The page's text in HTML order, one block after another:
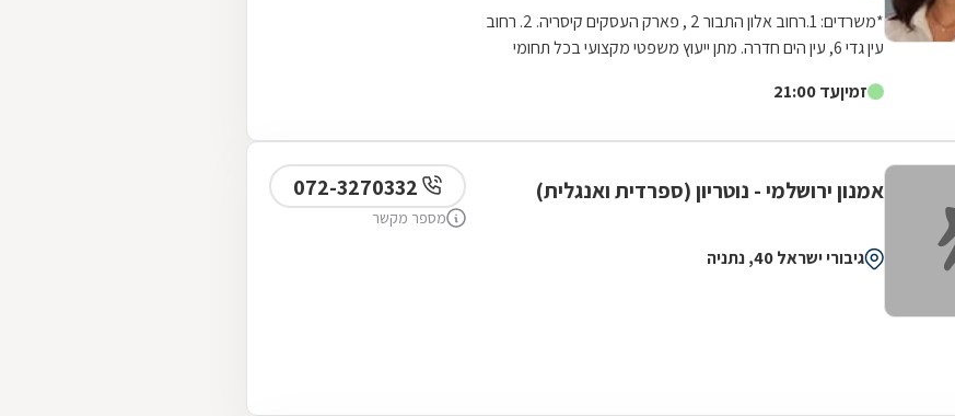
*משרדים: 1.רחוב אלון התבור 2 , פארק העסקים קיסריה. 2. רחוב
עין גדי 6, עין הים חדרה. מתן ייעוץ משפטי מקצועי בכל תחומי
זמיןעד 21:00
אמנון ירושלמי - נוטריון (ספרדית ואנגלית)
גיבורי ישראל 40, נתניה
מספר מקשר